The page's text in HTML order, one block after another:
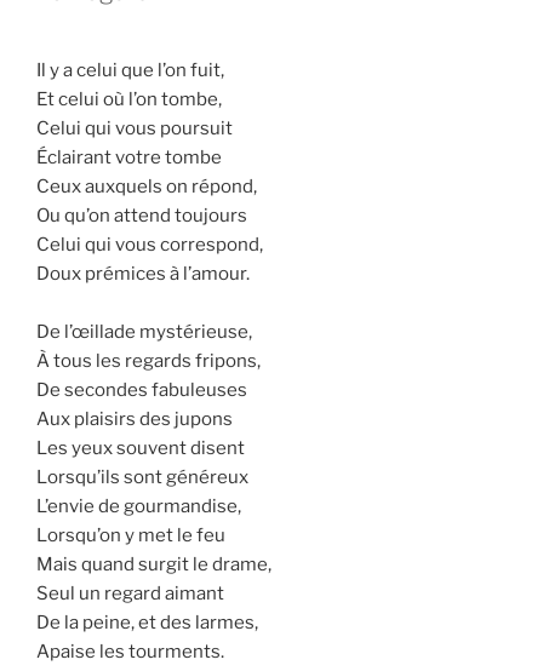
Il y a celui que l’on fuit,
Et celui où l’on tombe,
Celui qui vous poursuit
Éclairant votre tombe
Ceux auxquels on répond,
Ou qu’on attend toujours
Celui qui vous correspond,
Doux prémices à l’amour.
De l’œillade mystérieuse,
À tous les regards fripons,
De secondes fabuleuses
Aux plaisirs des jupons
Les yeux souvent disent
Lorsqu’ils sont généreux
L’envie de gourmandise,
Lorsqu’on y met le feu
Mais quand surgit le drame,
Seul un regard aimant
De la peine, et des larmes,
Apaise les tourments.